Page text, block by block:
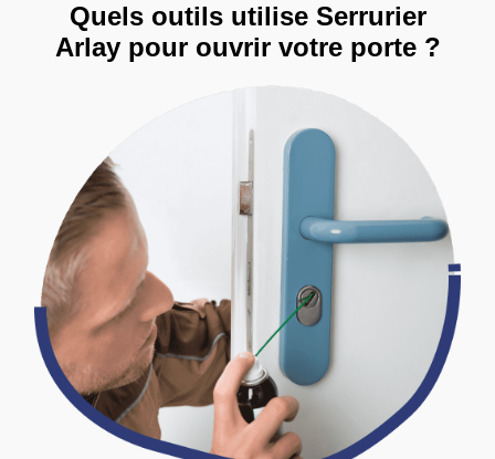
Quels outils utilise Serrurier
Arlay pour ouvrir votre porte ?